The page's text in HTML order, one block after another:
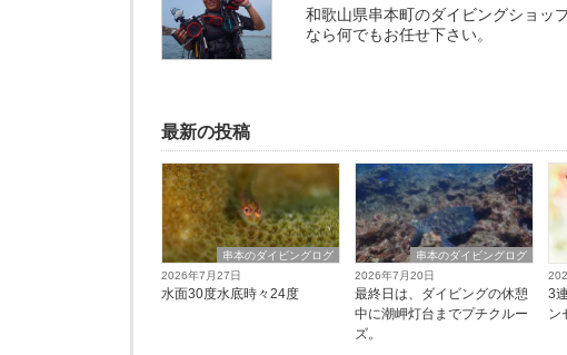
和歌山県串本町のダイビングショッ
なら何でもお任せ下さい。
最新の投稿
串本のダイビングログ
2026年7月27日
水面30度水底時々24度
串本のダイビングログ
2026年7月20日
最終日は、ダイビングの休憩
中に潮岬灯台までプチクルー
ズ。
3
ン